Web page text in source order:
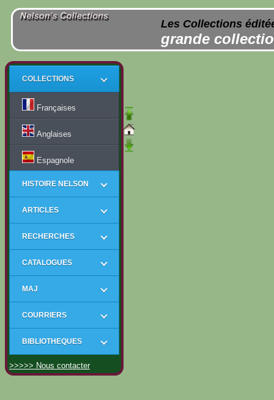
Les Collections
grande
COLLECTIONS
Françaises
Anglaises
Espagnole
HISTOIRE NELSON
ARTICLES
RECHERCHES
CATALOGUES
MAJ
COURRIERS
BIBLIOTHEQUES
>>>>> Nous contacter